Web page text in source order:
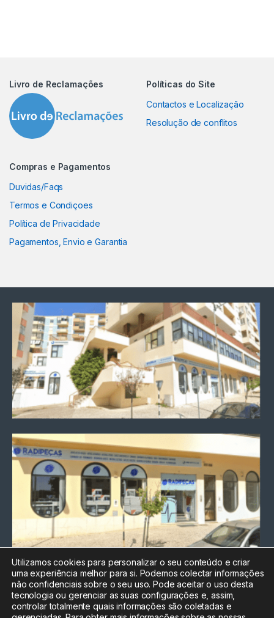
Livro de Reclamações
Políticas do Site
Contactos e Localização
Resolução de conflitos
Compras e Pagamentos
Duvidas/Faqs
Termos e Condiçoes
Política de Privacidade
Pagamentos, Envio e Garantia
Chamada para a rede fixa
nacional
Electrónica:212
Utilizamos cookies para personalizar o seu conteúdo e criar
uma experiência melhor para si. Podemos colectar informações
não confidenciais sobre o seu uso. Pode aceitar o uso desta
tecnologia ou gerenciar as suas configurações e, assim,
controlar totalmente quais informações são coletadas e